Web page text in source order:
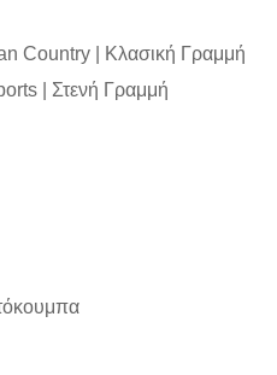
Country | Kλασική Γραμμή
| Στενή Γραμμή